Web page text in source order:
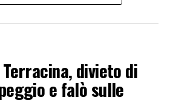
divieto di
e falò sulle